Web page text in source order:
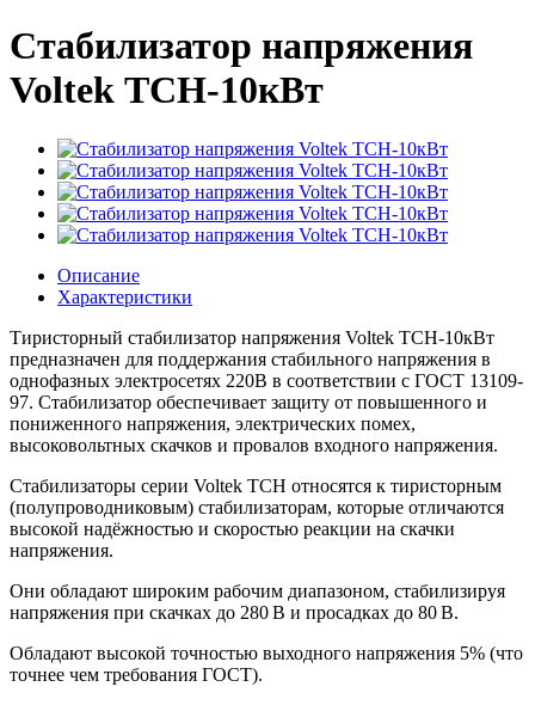
Стабилизатор напряжения
Voltek ТСН-10кВт
Описание
Характеристики
Тиристорный стабилизатор напряжения Voltek ТСН-10кВт
предназначен для поддержания стабильного напряжения в
однофазных электросетях 220В в соответствии с ГОСТ 13109-
97. Стабилизатор обеспечивает защиту от повышенного и
пониженного напряжения, электрических помех,
высоковольтных скачков и провалов входного напряжения.
Стабилизаторы серии Voltek ТСН относятся к тиристорным
(полупроводниковым) стабилизаторам, которые отличаются
высокой надёжностью и скоростью реакции на скачки
напряжения.
Они обладают широким рабочим диапазоном, стабилизируя
напряжения при скачках до 280 В и просадках до 80 В.
Обладают высокой точностью выходного напряжения 5% (что
точнее чем требования ГОСТ).